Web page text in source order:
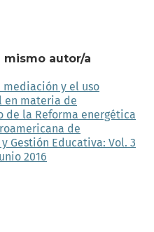
autor/a
mediación y el uso
en materia de
la Reforma energética
de
Gestión Educativa: Vol. 3
2016